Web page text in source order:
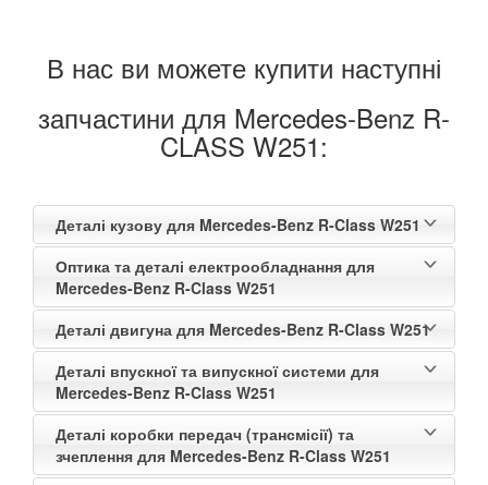
В нас ви можете купити наступні
запчастини для Mercedes-Benz R-
CLASS W251:
Деталі кузову для Mercedes-Benz R-Class W251
Оптика та деталі електрообладнання для
Mercedes-Benz R-Class W251
Деталі двигуна для Mercedes-Benz R-Class W251
Деталі впускної та випускної системи для
Mercedes-Benz R-Class W251
Деталі коробки передач (трансмісії) та
зчеплення для Mercedes-Benz R-Class W251